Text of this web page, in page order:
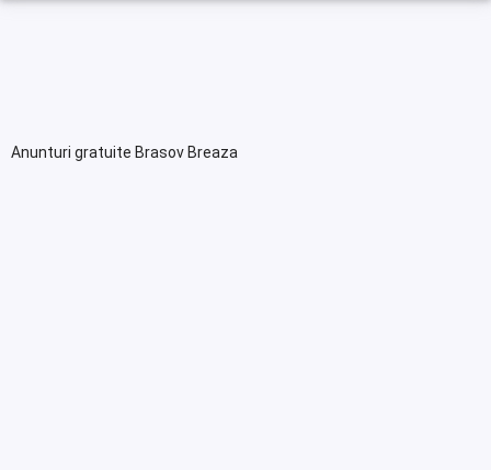
Anunturi gratuite Brasov Breaza